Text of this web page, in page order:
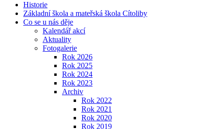
Historie
Základní škola a mateřská škola Cítoliby
Co se u nás děje
Kalendář akcí
Aktuality
Fotogalerie
Rok 2026
Rok 2025
Rok 2024
Rok 2023
Archiv
Rok 2022
Rok 2021
Rok 2020
Rok 2019